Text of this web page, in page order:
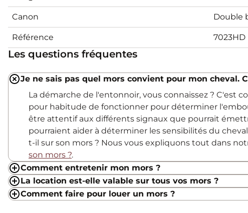
Canon Double
Référence 7023HD
Les questions fréquentes
Je ne sais pas quel mors convient pour mon cheval.
La démarche de l'entonnoir, vous connaissez ? C'est
pour habitude de fonctionner pour déterminer
être attentif aux différents signaux que pourrait
pourraient aider à déterminer les sensibilités du
t-il sur son mors ? Nous vous expliquons tout dans
son mors ?.
Comment entretenir mon mors ?
La location est-elle valable sur tous vos mors ?
Comment faire pour louer un mors ?